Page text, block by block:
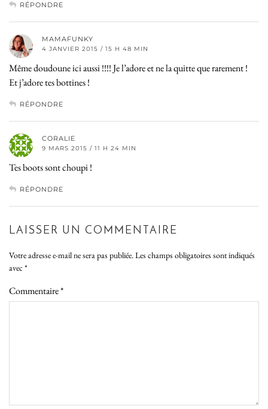
RÉPONDRE
MAMAFUNKY
4 JANVIER 2015 / 15 H 48 MIN
Même doudoune ici aussi !!!! Je l’adore et ne la quitte que rarement !
Et j’adore tes bottines !
RÉPONDRE
CORALIE
9 MARS 2015 / 11 H 24 MIN
Tes boots sont choupi !
RÉPONDRE
LAISSER UN COMMENTAIRE
Votre adresse e-mail ne sera pas publiée.Les champs obligatoires sont indiqués
avec *
Commentaire*